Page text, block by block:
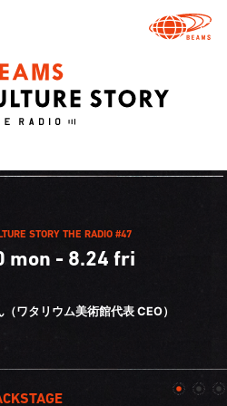
STORY THE RADIO #47
mon - 8.24 fri
ワタリウム美術館代表 CEO）